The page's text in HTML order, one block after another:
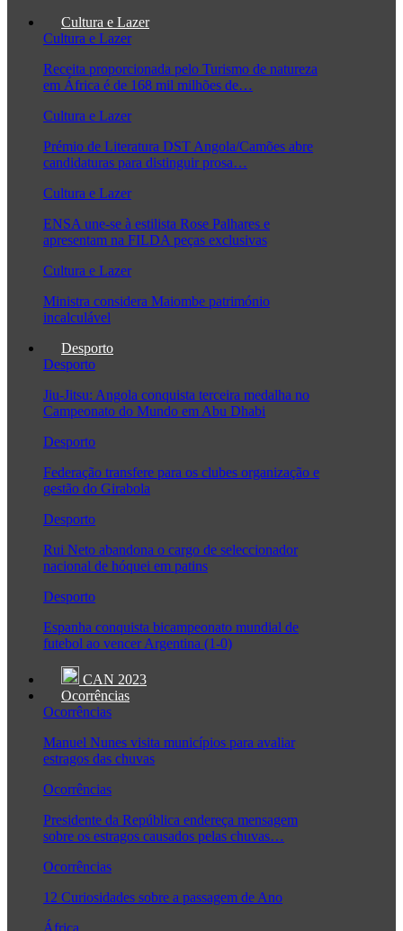
Cultura e Lazer
Cultura e Lazer
Receita proporcionada pelo Turismo de natureza
em África é de 168 mil milhões de…
Cultura e Lazer
Prémio de Literatura DST Angola/Camões abre
candidaturas para distinguir prosa…
Cultura e Lazer
ENSA une-se à estilista Rose Palhares e
apresentam na FILDA peças exclusivas
Cultura e Lazer
Ministra considera Maiombe património
incalculável
Desporto
Desporto
Jiu-Jitsu: Angola conquista terceira medalha no
Campeonato do Mundo em Abu Dhabi
Desporto
Federação transfere para os clubes organização e
gestão do Girabola
Desporto
Rui Neto abandona o cargo de seleccionador
nacional de hóquei em patins
Desporto
Espanha conquista bicampeonato mundial de
futebol ao vencer Argentina (1-0)
CAN 2023
Ocorrências
Ocorrências
Manuel Nunes visita municípios para avaliar
estragos das chuvas
Ocorrências
Presidente da República endereça mensagem
sobre os estragos causados pelas chuvas…
Ocorrências
12 Curiosidades sobre a passagem de Ano
África